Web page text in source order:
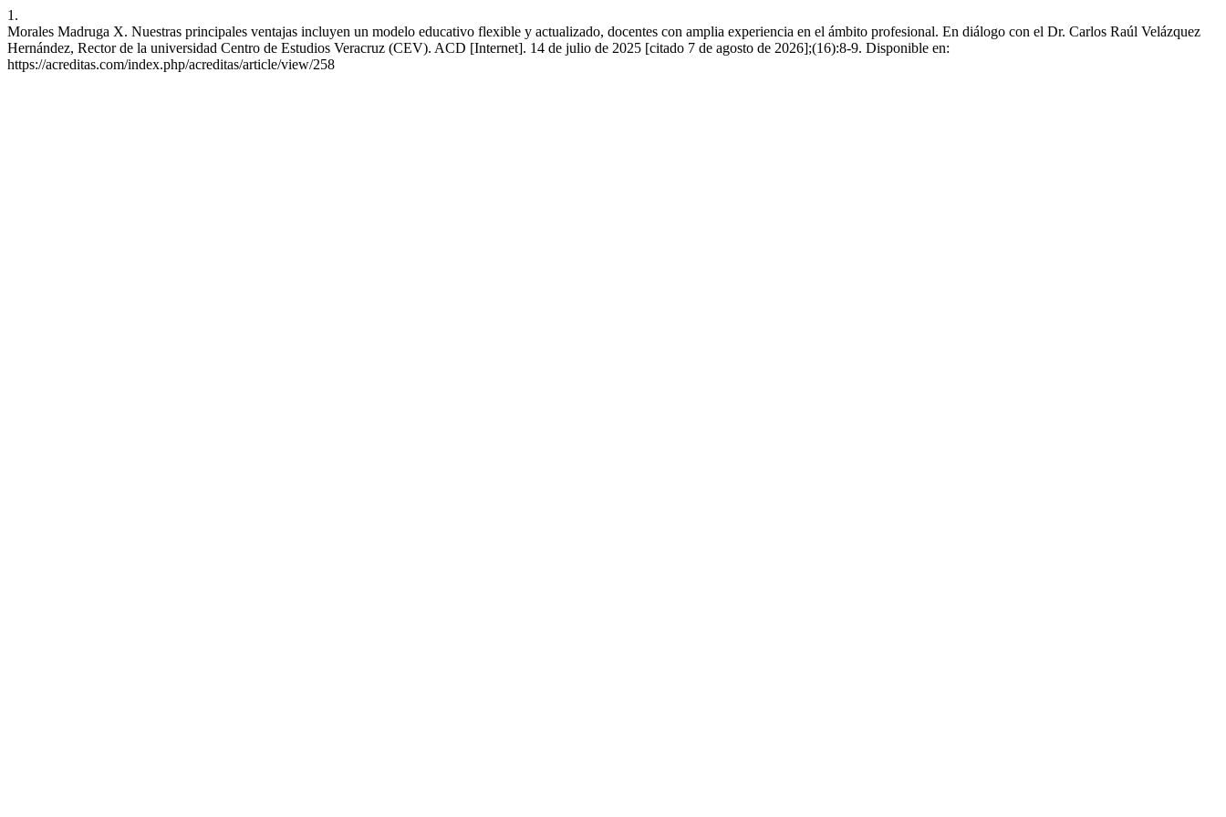
1.
Morales Madruga X. Nuestras principales ventajas incluyen un modelo educativo flexible y actualizado, docentes con amplia experiencia en el ámbito profesional. En diálogo con el Dr. Carlos Raúl Velázquez
Hernández, Rector de la universidad Centro de Estudios Veracruz (CEV). ACD [Internet]. 14 de julio de 2025 [citado 7 de agosto de 2026];(16):8-9. Disponible en:
https://acreditas.com/index.php/acreditas/article/view/258